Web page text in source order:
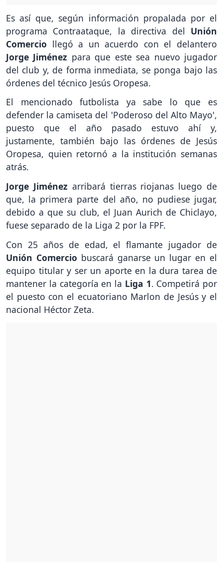
Es así que, según información propalada por el
programa Contraataque, la directiva del Unión
Comercio llegó a un acuerdo con el delantero
Jorge Jiménez para que este sea nuevo jugador
del club y, de forma inmediata, se ponga bajo las
órdenes del técnico Jesús Oropesa.
El mencionado futbolista ya sabe lo que es
defender la camiseta del 'Poderoso del Alto Mayo',
puesto que el año pasado estuvo ahí y,
justamente, también bajo las órdenes de Jesús
Oropesa, quien retornó a la institución semanas
atrás.
Jorge Jiménez arribará tierras riojanas luego de
que, la primera parte del año, no pudiese jugar,
debido a que su club, el Juan Aurich de Chiclayo,
fuese separado de la Liga 2 por la FPF.
Con 25 años de edad, el flamante jugador de
Unión Comercio buscará ganarse un lugar en el
equipo titular y ser un aporte en la dura tarea de
mantener la categoría en la Liga 1. Competirá por
el puesto con el ecuatoriano Marlon de Jesús y el
nacional Héctor Zeta.